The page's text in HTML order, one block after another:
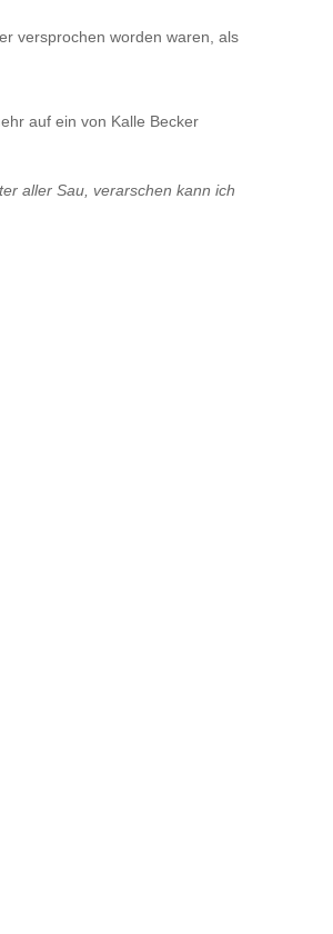
versprochen worden waren, als
auf ein von Kalle Becker
aller Sau, verarschen kann ich